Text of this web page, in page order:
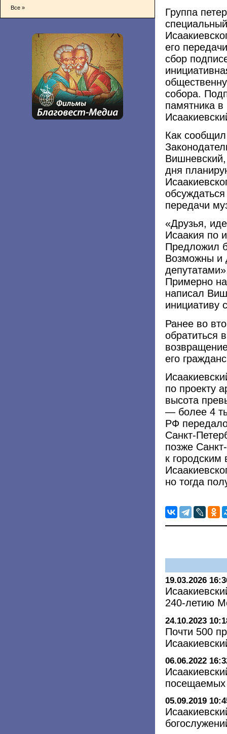
Все »
Группа
его
сбор
собора.
памятника
Как
дня
передачи
«Друзья,
Исаакия по
Предложил
Возможны и
Примерно
написал
инициативу
Ранее во
обратиться
его
по проекту
высота
— более 4
РФ
Санкт-
позже
к городским
но тогда
19.03.2026
240-летию
24.10.2023
Почти 500
06.06.2022
посещаемых
05.09.2019